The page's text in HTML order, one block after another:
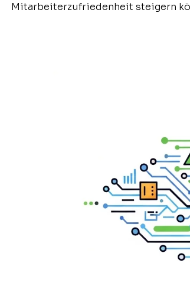
Mitarbeiterzufriedenheit steigern